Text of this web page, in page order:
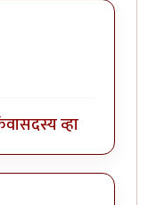
सदस्य व्हा